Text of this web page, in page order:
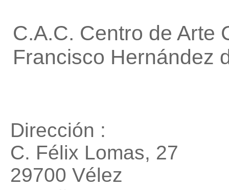
C.A.C. Centro de Arte
Francisco Hernández
Dirección :
C. Félix Lomas, 27
29700 Vélez